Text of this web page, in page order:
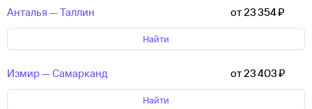
Анталья — Таллин от 23 ⁠354 ⁠₽
Найти
Измир — Самарканд от 23 ⁠403 ⁠₽
Найти